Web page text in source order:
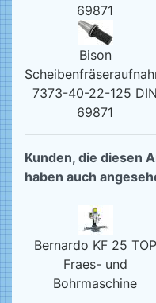
69871
Bison
7373-40-22-125 DIN
69871
Kunden, die diesen
haben auch
Bernardo KF 25 TOP
Fraes- und
Bohrmaschine